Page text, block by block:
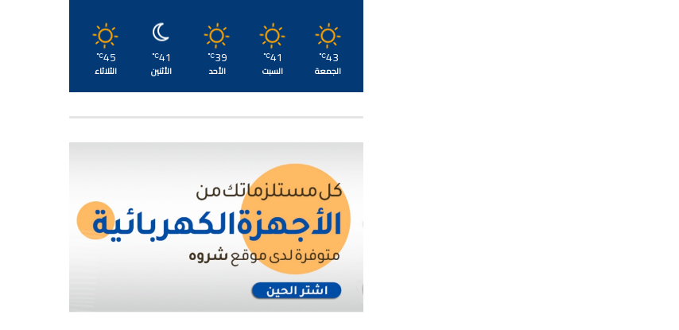
43
℃
الجمعة
41
℃
السبت
39
℃
الأحد
41
℃
الأثنين
45
℃
الثلاثاء